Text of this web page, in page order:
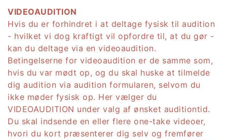
VIDEOAUDITION
Hvis du er forhindret i at deltage fysisk til audition
- hvilket vi dog kraftigt vil opfordre til, at du gør -
kan du deltage via en videoaudition.
Betingelserne for videoaudition er de samme som,
hvis du var mødt op, og du skal huske at tilmelde
dig audition via audition formularen, selvom du
ikke møder fysisk op. Her vælger du
VIDEOAUDITION under valg af ønsket auditiontid.
Du skal indsende en eller flere one-take videoer,
hvori du kort præsenterer dig selv og fremfører